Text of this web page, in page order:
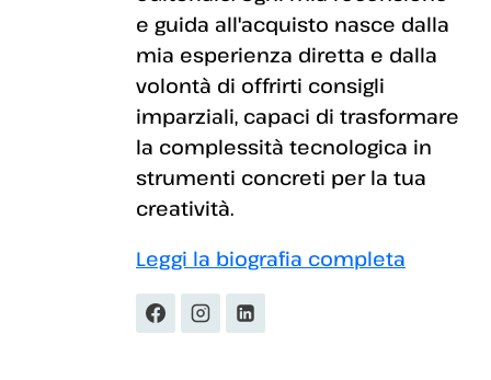
e guida all'acquisto nasce dalla
mia esperienza diretta e dalla
volontà di offrirti consigli
imparziali, capaci di trasformare
la complessità tecnologica in
strumenti concreti per la tua
creatività.
Leggi la biografia completa